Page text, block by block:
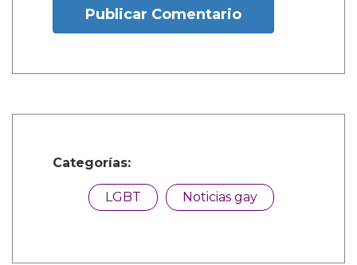
Publicar Comentario
Categorías:
LGBT Noticias gay